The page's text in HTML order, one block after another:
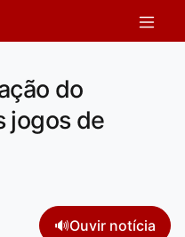
do
jogos de
🔊Ouvir notícia